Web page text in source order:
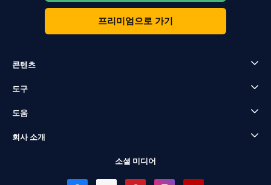
프리미엄으로 가기
콘텐츠
도구
도움
회사 소개
소셜 미디어